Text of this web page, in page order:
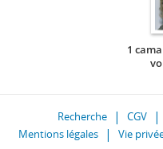
1
Recherche CGV
Mentions légales
Vie